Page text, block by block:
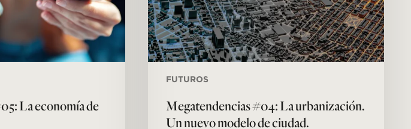
La economía de
FUTUROS
Megatendencias #04: La urbanización.
Un nuevo modelo de ciudad.